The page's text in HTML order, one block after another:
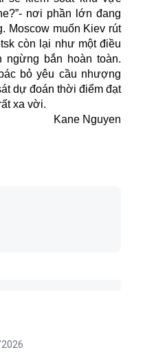
nơi phần lớn đang
Moscow muốn Kiev rút
còn lại như một điều
ngừng bắn hoàn toàn.
bỏ yêu cầu nhượng
dự đoán thời điểm đạt
xa vời.
Kane Nguyen